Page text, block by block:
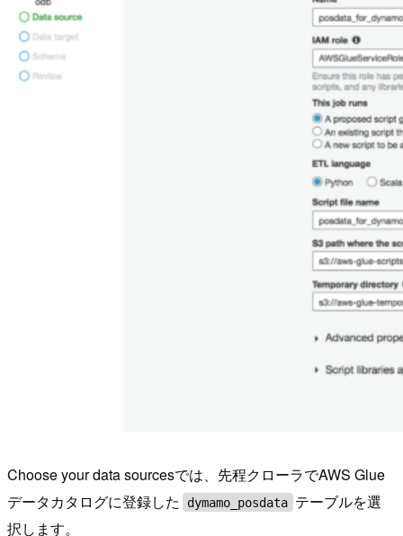
Choose your data sourcesでは、先程クローラでAWS Glue
データカタログに登録した
dymamo_posdata テーブルを選
択します。